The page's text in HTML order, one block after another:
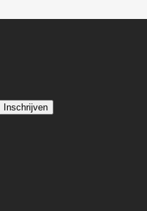
Inschrijven